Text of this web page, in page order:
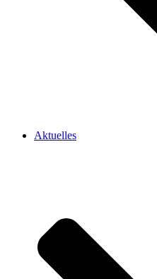
Aktuelles